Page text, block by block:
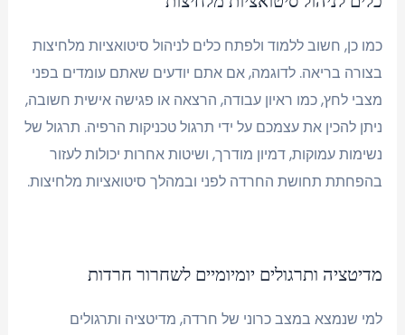
כמו כן, חשוב ללמוד ולפתח כלים לניהול סיטואציות מלחיצות
בצורה בריאה. לדוגמה, אם אתם יודעים שאתם עומדים בפני
מצבי לחץ, כמו ראיון עבודה, הרצאה או פגישה אישית חשובה,
ניתן להכין את עצמכם על ידי תרגול טכניקות הרפיה. תרגול של
נשימות עמוקות, דמיון מודרך, ושיטות אחרות יכולות לעזור
בהפחתת תחושת החרדה לפני ובמהלך סיטואציות מלחיצות.
מדיטציה ותרגולים יומיומיים לשחרור חרדות
למי שנמצא במצב כרוני של חרדה, מדיטציה ותרגולים